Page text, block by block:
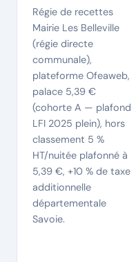
Régie de recettes
Mairie Les Belleville
(régie directe
communale),
plateforme Ofeaweb,
palace 5,39 €
(cohorte A — plafond
LFI 2025 plein), hors
classement 5 %
HT/nuitée plafonné à
5,39 €, +10 % de taxe
additionnelle
départementale
Savoie.